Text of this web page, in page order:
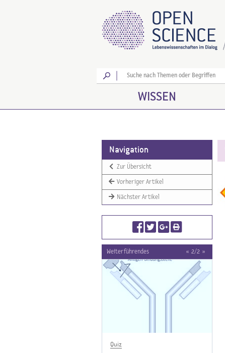
Los
WISSEN
Navigation
Zur Übersicht
Vorheriger Artikel
Nächster Artikel
Weiterführendes « 2/2 »
Medizin - Mensch - Ernährung
Quiz